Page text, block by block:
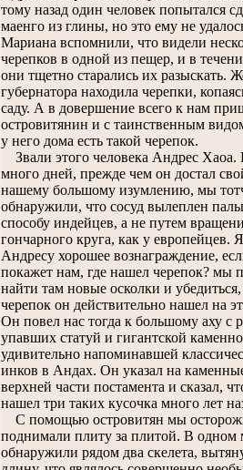
тому назад один человек попытался
маенго из глины, но это ему не
Мариана вспомнили, что видели
черепков в одной из пещер, и в
они тщетно старались их разыскать.
губернатора находила черепки,
саду. А в довершение всего к нам
островитянин и с таинственным
у него дома есть такой черепок.
Звали этого человека Андрес
много дней, прежде чем он достал
нашему большому изумлению, мы
обнаружили, что сосуд вылеплен
способу индейцев, а не путем
гончарного круга, как у европейцев.
Андресу хорошее вознаграждение,
покажет нам, где нашел черепок? мы
найти там новые осколки и
черепок он действительно нашел на
Он повел нас тогда к большому аху с
упавших статуй и гигантской
удивительно напоминавшей
инков в Андах. Он указал на
верхней части постамента и сказал,
нашел три таких кусочка много лет
С помощью островитян мы
поднимали плиту за плитой. В одном
обнаружили рядом два скелета,